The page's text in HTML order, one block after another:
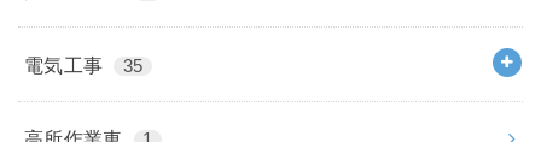
電気工事 35